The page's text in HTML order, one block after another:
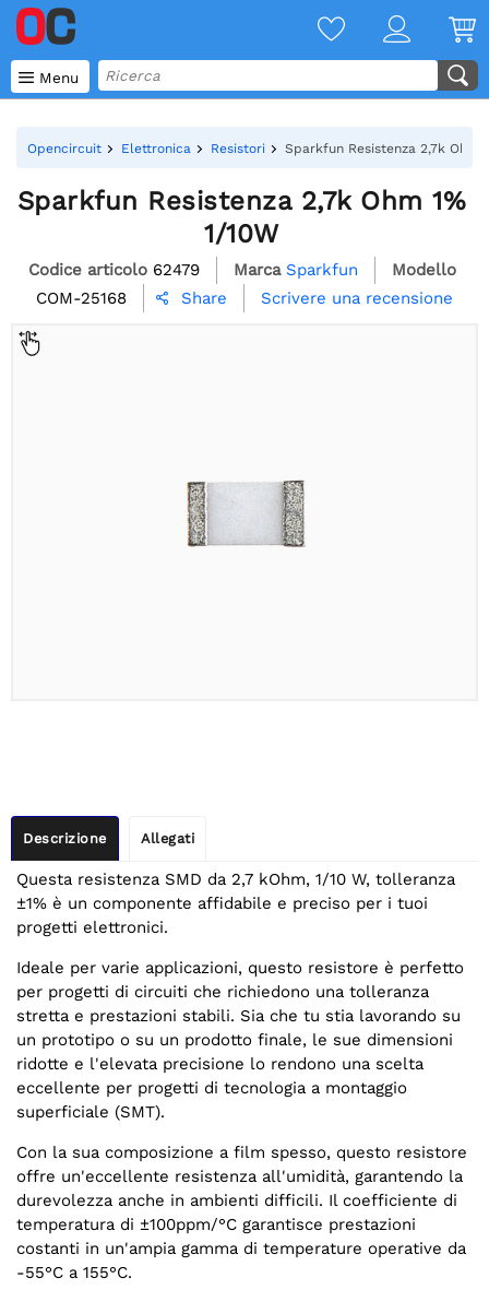
 Menu
Opencircuit Elettronica Resistori Sparkfun Resistenza 2,7k Ohm
Sparkfun Resistenza 2,7k Ohm 1%
1/10W
Codice articolo 62479 Marca Sparkfun
Modello
COM-25168
 Share Scrivere una recensione
Descrizione Allegati
Questa resistenza SMD da 2,7 kOhm, 1/10 W, tolleranza
±1% è un componente affidabile e preciso per i tuoi
progetti elettronici.
Ideale per varie applicazioni, questo resistore è perfetto
per progetti di circuiti che richiedono una tolleranza
stretta e prestazioni stabili. Sia che tu stia lavorando su
un prototipo o su un prodotto finale, le sue dimensioni
ridotte e l'elevata precisione lo rendono una scelta
eccellente per progetti di tecnologia a montaggio
superficiale (SMT).
Con la sua composizione a film spesso, questo resistore
offre un'eccellente resistenza all'umidità, garantendo la
durevolezza anche in ambienti difficili. Il coefficiente di
temperatura di ±100ppm/°C garantisce prestazioni
costanti in un'ampia gamma di temperature operative da
-55°C a 155°C.